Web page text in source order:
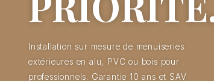
Installation sur mesure de menuiseries
extérieures en alu, PVC ou bois pour
professionnels. Garantie 10 ans et SAV